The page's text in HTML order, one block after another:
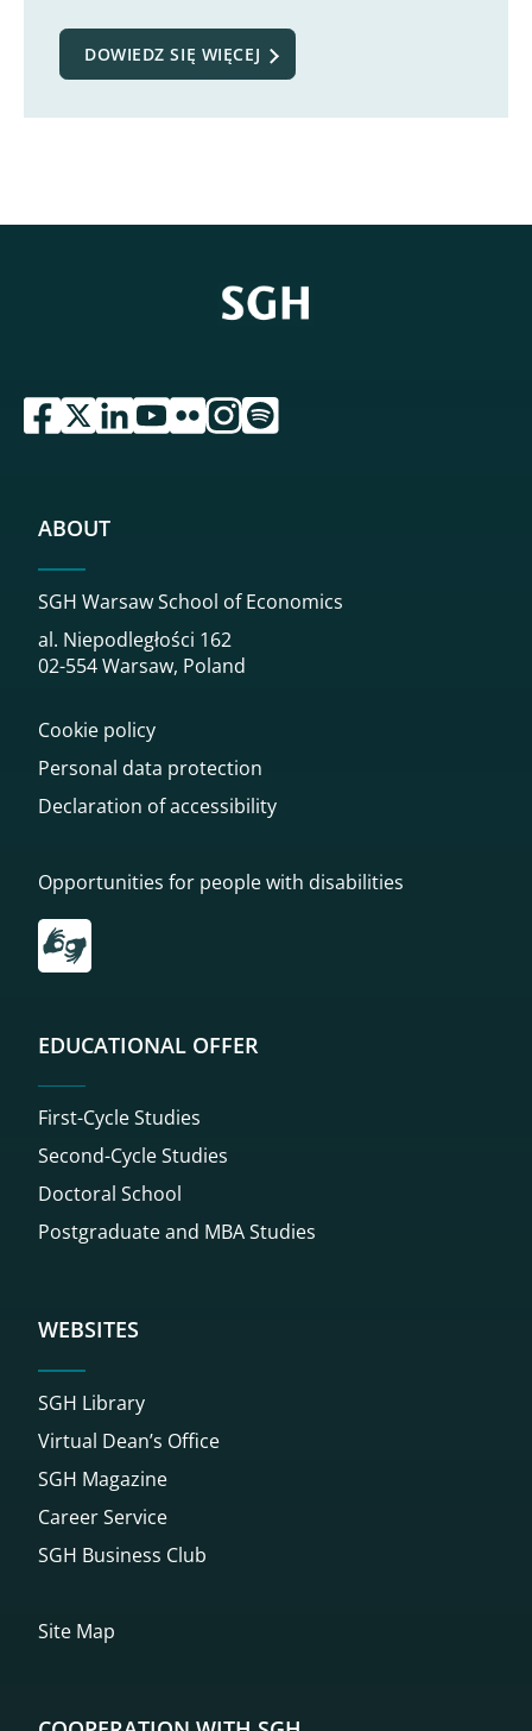
DOWIEDZ SIĘ WIĘCEJ
przejdź do serwisu facebook sgh
przejdź do serwisu twitter sgh
przejdź do serwisu linkedin sgh
przejdź do serwisu youtube sgh
przejdź do serwisu flickr sgh
przejdź do serwisu instagram sgh
przejdź do serwisu spotify sgh
ABOUT
SGH Warsaw School of Economics
al. Niepodległości 162
02-554 Warsaw, Poland
Cookie policy
Personal data protection
Declaration of accessibility
Opportunities for people with disabilities
Przekierowanie do tłumacza on-line języka migowego
EDUCATIONAL OFFER
First-Cycle Studies
Second-Cycle Studies
Doctoral School
Postgraduate and MBA Studies
WEBSITES
SGH Library
Virtual Dean’s Office
SGH Magazine
Career Service
SGH Business Club
Site Map